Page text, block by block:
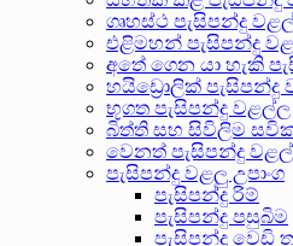
ගෘහස්ථ පැසිපන්දු
එළිමහන් පැසිපන්දු
අතේ ගෙන යා හැකි
හයිඩ්‍රොලික් පැසිපන්දු
භූගත පැසිපන්දු වළල්ල
බිත්ති සහ සිවිලිම
වෙනත් පැසිපන්දු
පැසිපන්දු වළලු උපාංග
පැසිපන්දු රිම්
පැසිපන්දු පසුබිම
පැසිපන්දු වෙඩි